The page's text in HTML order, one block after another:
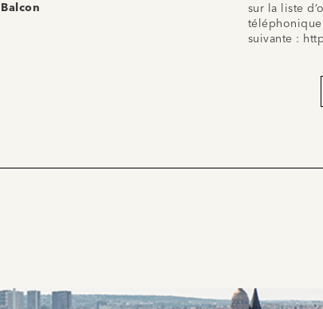
Balcon
sur la liste
téléphonique
suivante :